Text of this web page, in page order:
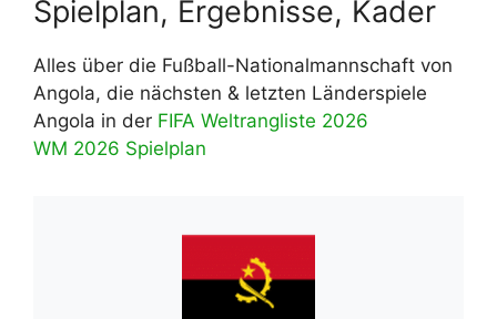
Spielplan, Ergebnisse, Kader
Alles über die Fußball-Nationalmannschaft von
Angola, die nächsten & letzten Länderspiele
Angola in der FIFA Weltrangliste 2026
WM 2026 Spielplan